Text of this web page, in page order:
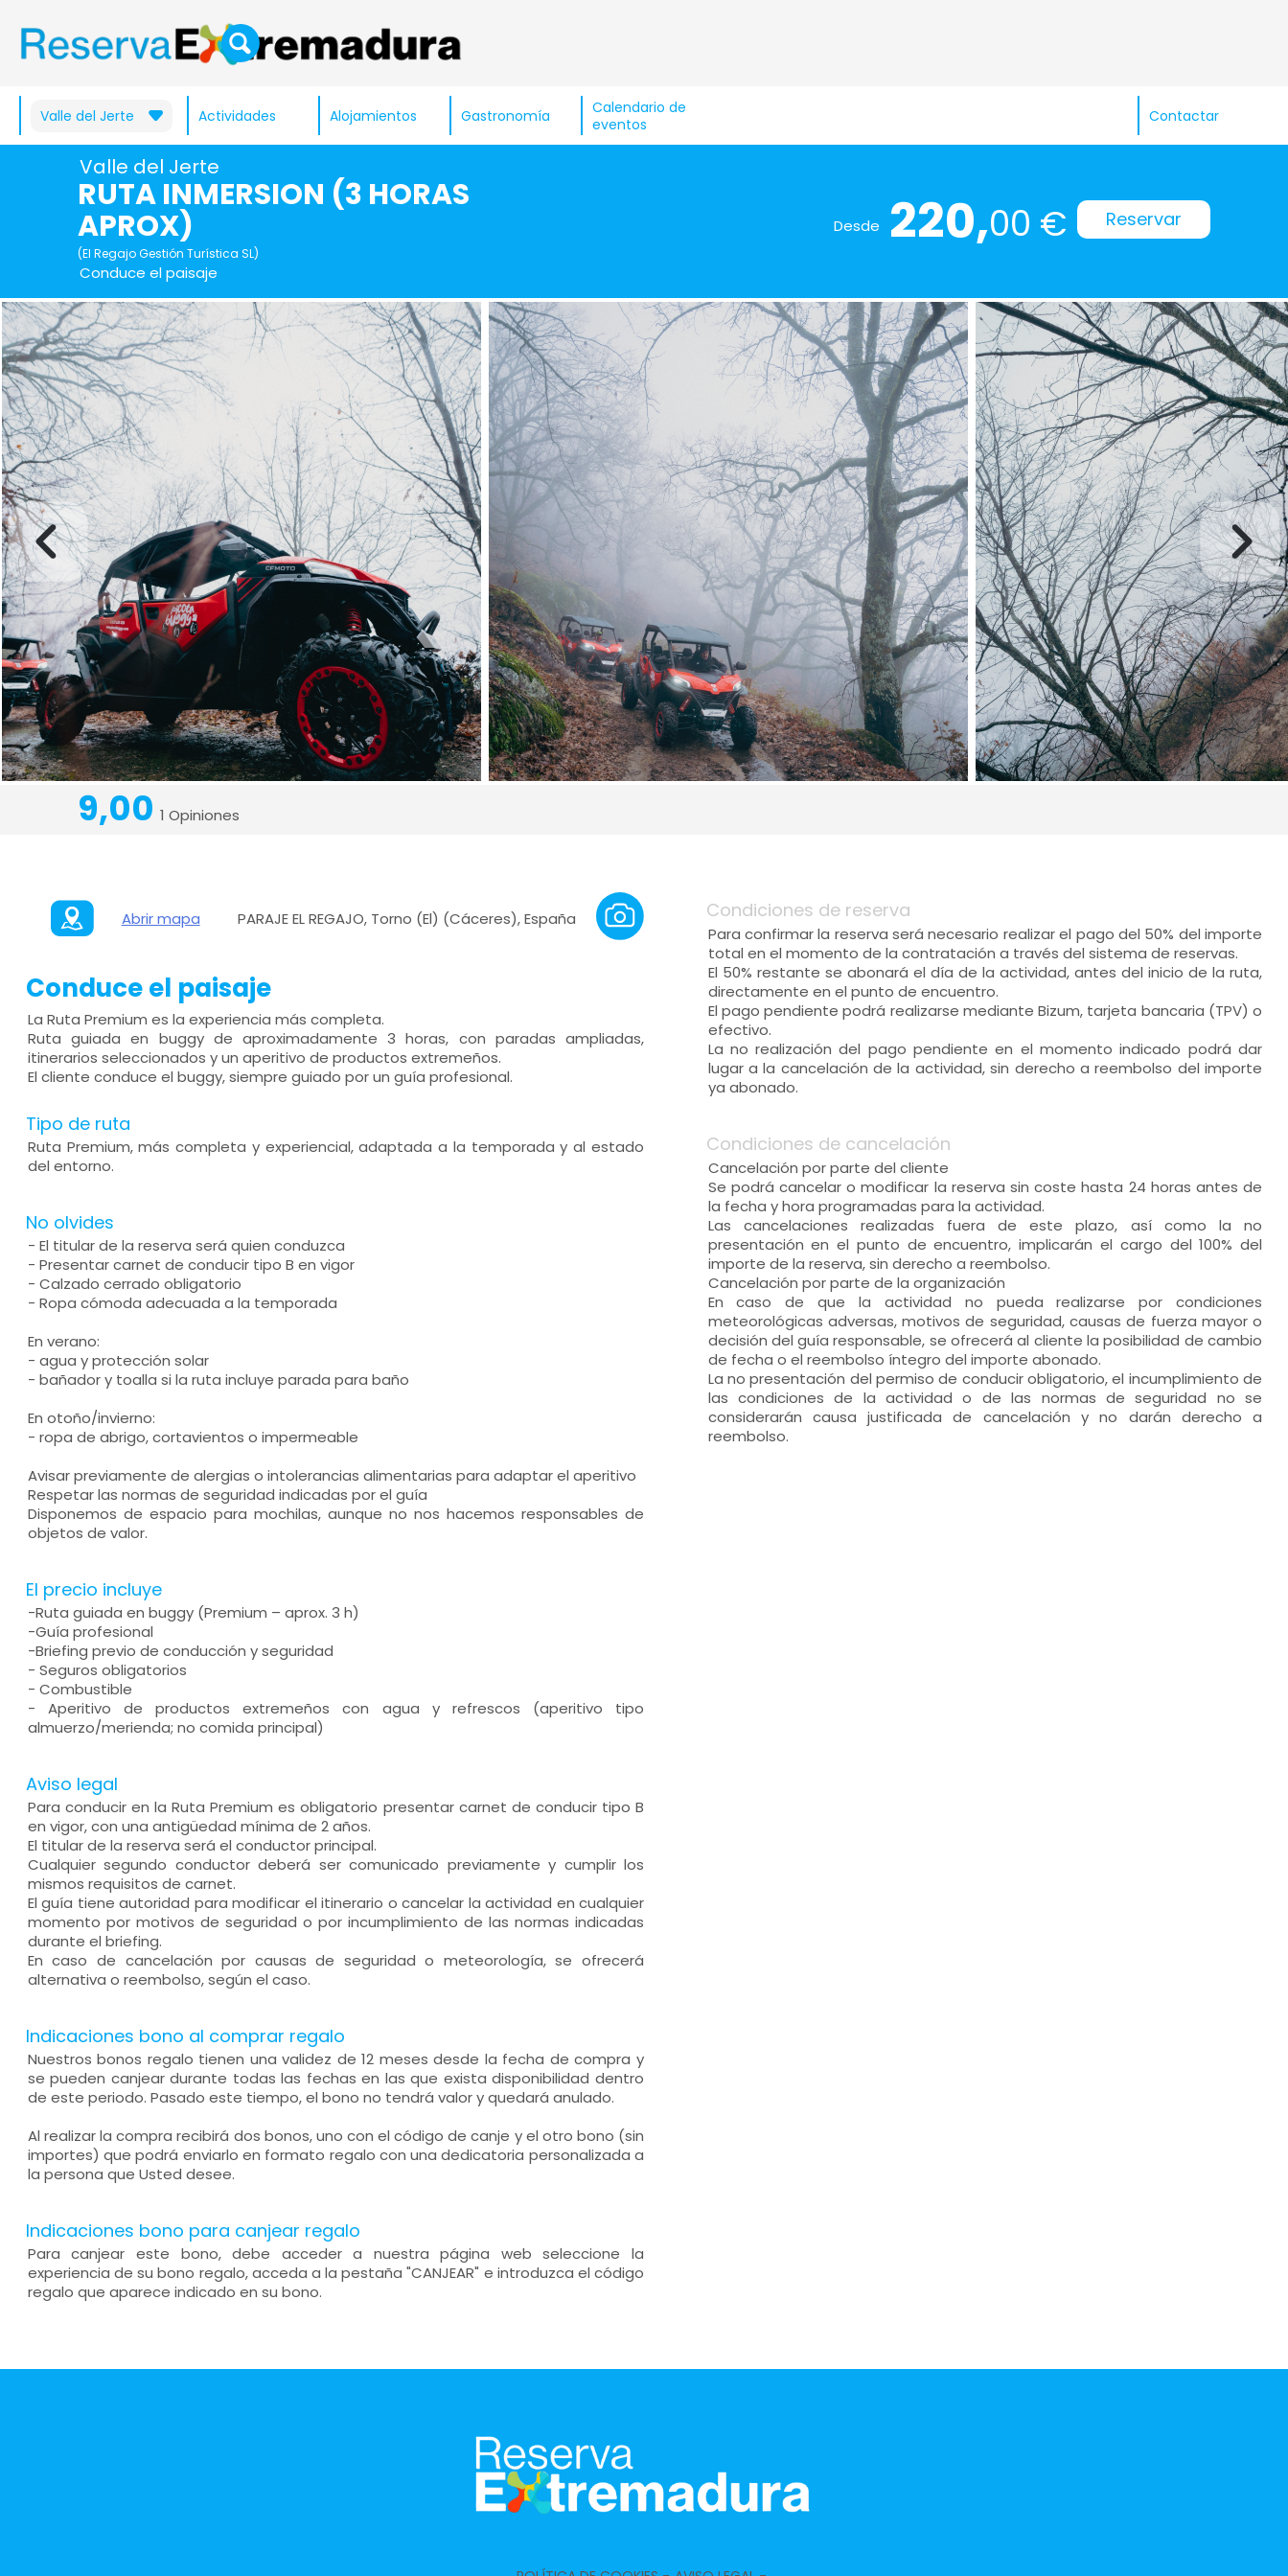
Valle del Jerte Actividades Alojamientos Gastronomía
Calendario de
eventos
Contactar
Valle del Jerte
RUTA INMERSION (3 HORAS
APROX)
(El Regajo Gestión Turística SL)
Conduce el paisaje
Desde 220,00 € Reservar
9,00 1 Opiniones
Abrir mapa PARAJE EL REGAJO, Torno (El) (Cáceres), España
Conduce el paisaje
La Ruta Premium es la experiencia más completa.
Ruta guiada en buggy de aproximadamente 3 horas, con paradas ampliadas,
itinerarios seleccionados y un aperitivo de productos extremeños.
El cliente conduce el buggy, siempre guiado por un guía profesional.
Tipo de ruta
Ruta Premium, más completa y experiencial, adaptada a la temporada y al estado
del entorno.
No olvides
- El titular de la reserva será quien conduzca
- Presentar carnet de conducir tipo B en vigor
- Calzado cerrado obligatorio
- Ropa cómoda adecuada a la temporada
En verano:
- agua y protección solar
- bañador y toalla si la ruta incluye parada para baño
En otoño/invierno:
- ropa de abrigo, cortavientos o impermeable
Avisar previamente de alergias o intolerancias alimentarias para adaptar el aperitivo
Respetar las normas de seguridad indicadas por el guía
Disponemos de espacio para mochilas, aunque no nos hacemos responsables de
objetos de valor.
El precio incluye
-Ruta guiada en buggy (Premium – aprox. 3 h)
-Guía profesional
-Briefing previo de conducción y seguridad
- Seguros obligatorios
- Combustible
- Aperitivo de productos extremeños con agua y refrescos (aperitivo tipo
almuerzo/merienda; no comida principal)
Aviso legal
Para conducir en la Ruta Premium es obligatorio presentar carnet de conducir tipo B
en vigor, con una antigüedad mínima de 2 años.
El titular de la reserva será el conductor principal.
Cualquier segundo conductor deberá ser comunicado previamente y cumplir los
mismos requisitos de carnet.
El guía tiene autoridad para modificar el itinerario o cancelar la actividad en cualquier
momento por motivos de seguridad o por incumplimiento de las normas indicadas
durante el briefing.
En caso de cancelación por causas de seguridad o meteorología, se ofrecerá
alternativa o reembolso, según el caso.
Indicaciones bono al comprar regalo
Nuestros bonos regalo tienen una validez de 12 meses desde la fecha de compra y
se pueden canjear durante todas las fechas en las que exista disponibilidad dentro
de este periodo. Pasado este tiempo, el bono no tendrá valor y quedará anulado.
Al realizar la compra recibirá dos bonos, uno con el código de canje y el otro bono (sin
importes) que podrá enviarlo en formato regalo con una dedicatoria personalizada a
la persona que Usted desee.
Indicaciones bono para canjear regalo
Para canjear este bono, debe acceder a nuestra página web seleccione la
experiencia de su bono regalo, acceda a la pestaña "CANJEAR" e introduzca el código
regalo que aparece indicado en su bono.
Condiciones de reserva
Para confirmar la reserva será necesario realizar el pago del 50% del importe
total en el momento de la contratación a través del sistema de reservas.
El 50% restante se abonará el día de la actividad, antes del inicio de la ruta,
directamente en el punto de encuentro.
El pago pendiente podrá realizarse mediante Bizum, tarjeta bancaria (TPV) o
efectivo.
La no realización del pago pendiente en el momento indicado podrá dar
lugar a la cancelación de la actividad, sin derecho a reembolso del importe
ya abonado.
Condiciones de cancelación
Cancelación por parte del cliente
Se podrá cancelar o modificar la reserva sin coste hasta 24 horas antes de
la fecha y hora programadas para la actividad.
Las cancelaciones realizadas fuera de este plazo, así como la no
presentación en el punto de encuentro, implicarán el cargo del 100% del
importe de la reserva, sin derecho a reembolso.
Cancelación por parte de la organización
En caso de que la actividad no pueda realizarse por condiciones
meteorológicas adversas, motivos de seguridad, causas de fuerza mayor o
decisión del guía responsable, se ofrecerá al cliente la posibilidad de cambio
de fecha o el reembolso íntegro del importe abonado.
La no presentación del permiso de conducir obligatorio, el incumplimiento de
las condiciones de la actividad o de las normas de seguridad no se
considerarán causa justificada de cancelación y no darán derecho a
reembolso.